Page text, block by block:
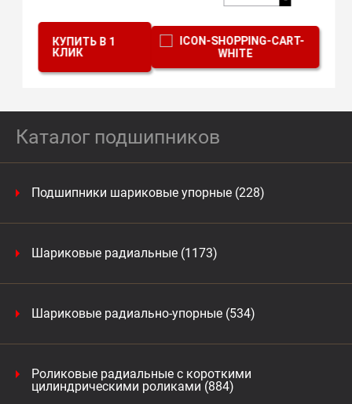
Каталог подшипников
Подшипники шариковые упорные (228)
Шариковые радиальные (1173)
Шариковые радиально-упорные (534)
Роликовые радиальные с короткими
цилиндрическими роликами (884)
КУПИТЬ В 1
КЛИК